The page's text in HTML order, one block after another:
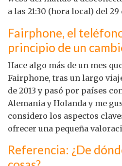
a las 21:30 (hora local) del 29
Fairphone, el
principio de un
Hace algo más de un mes
Fairphone, tras un largo
de 2013 y pasó por países
Alemania y Holanda y me
considero los aspectos
ofrecer una pequeña
Referencia: ¿De